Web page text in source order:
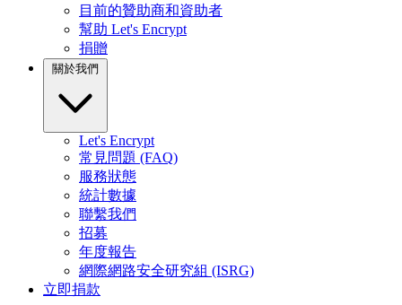
目前的贊助商和資助者
幫助 Let's Encrypt
捐贈
關於我們
Let's Encrypt
常見問題 (FAQ)
服務狀態
統計數據
聯繫我們
招募
年度報告
網際網路安全研究組 (ISRG)
立即捐款